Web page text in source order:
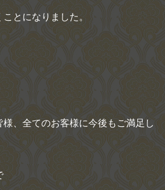
とになりました。
、全てのお客様に今後もご満足し